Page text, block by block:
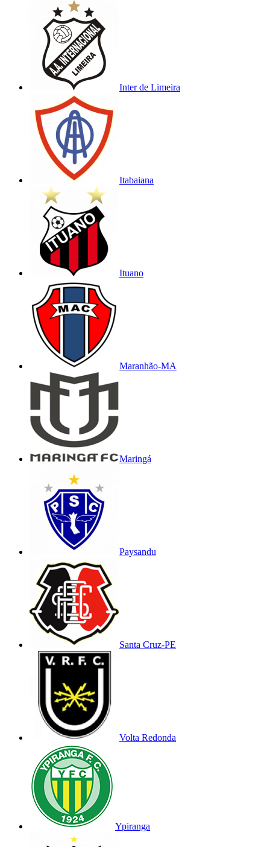
Inter de Limeira
Itabaiana
Ituano
Maranhão-MA
Maringá
Paysandu
Santa Cruz-PE
Volta Redonda
Ypiranga